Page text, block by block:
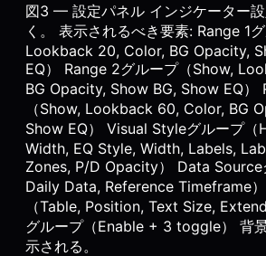
図3 — 設定パネル インジケーター
く。 表示されるべき要素: Range 1
Lookback 20, Color, BG Opacity,
EQ） Range 2グループ（Show,
BG Opacity, Show BG, Show EQ）
（Show, Lookback 60, Color, BG
Show EQ） Visual Styleグループ
Width, EQ Style, Width, Labels,
Zones, P/D Opacity） Data Source
Daily Data, Reference Timeframe
（Table, Position, Text Size,
グループ（Enable + 3 toggle） 背
示される。